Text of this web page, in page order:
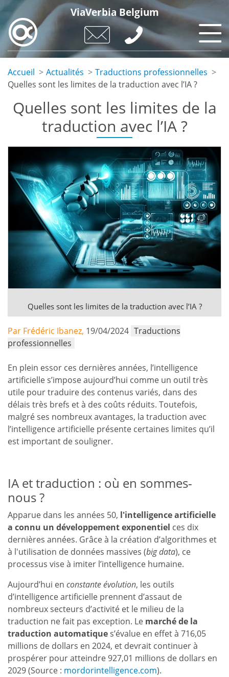
Skip
main
content
ViaVerbia Belgium
Accueil Actualités
Traductions professionnelles
Quelles sont les limites de la traduction avec l’IA ?
Quelles sont les limites de la
traduction avec l’IA ?
Quelles sont les limites de la traduction avec l’IA ?
Par Frédéric Ibanez, 19/04/2024 Traductions
professionnelles
En plein essor ces dernières années, l’intelligence
artificielle s’impose aujourd’hui comme un outil très
utile pour traduire des contenus variés, dans des
délais très brefs et à des coûts réduits. Toutefois,
malgré ses nombreux avantages, la traduction avec
l’intelligence artificielle présente certaines limites qu’il
est important de souligner.
IA et traduction : où en sommes-
nous ?
Apparue dans les années 50, l'intelligence artificielle
a connu un développement exponentiel ces dix
dernières années. Grâce à la création d’algorithmes et
à l'utilisation de données massives (big data), ce
processus vise à imiter l’intelligence humaine.
Aujourd’hui en constante évolution, les outils
d’intelligence artificielle prennent d’assaut de
nombreux secteurs d’activité et le milieu de la
traduction ne fait pas exception. Le marché de la
traduction automatiques’évalue en effet à 716,05
millions de dollars en 2024, et devrait continuer à
prospérer pour atteindre 927,01 millions de dollars en
2029 (Source : mordorintelligence.com).